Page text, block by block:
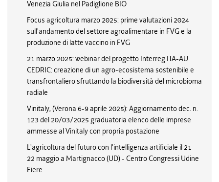
Venezia Giulia nel Padiglione BIO
Focus agricoltura marzo 2025: prime valutazioni 2024
sull'andamento del settore agroalimentare in FVG e la
produzione di latte vaccino in FVG
21 marzo 2025: webinar del progetto Interreg ITA-AU
CEDRIC: creazione di un agro-ecosistema sostenibile e
transfrontaliero sfruttando la biodiversità del microbioma
radiale
Vinitaly, (Verona 6-9 aprile 2025): Aggiornamento dec. n.
123 del 20/03/2025 graduatoria elenco delle imprese
ammesse al Vinitaly con propria postazione
L'agricoltura del futuro con l'intelligenza artificiale il 21 -
22 maggio a Martignacco (UD) - Centro Congressi Udine
Fiere